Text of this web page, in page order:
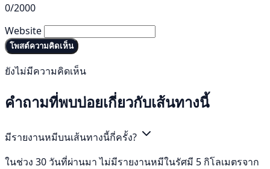
0/2000
Website
โพสต์ความคิดเห็น
ยังไม่มีความคิดเห็น
คำถามที่พบบ่อยเกี่ยวกับเส้นทางนี้
มีรายงานหมีบนเส้นทางนี้กี่ครั้ง?
ในช่วง 30 วันที่ผ่านมา ไม่มีรายงานหมีในรัศมี 5 กิโลเมตรจาก